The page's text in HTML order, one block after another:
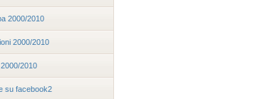
2000/2010
2000/2010
2010
su facebook2